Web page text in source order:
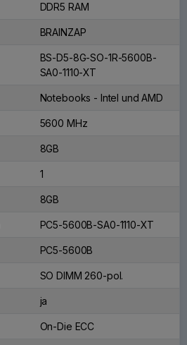
DDR5 RAM
BRAINZAP
BS-D5-8G-SO-1R-5600B-
SA0-1110-XT
Notebooks - Intel und AMD
5600 MHz
8GB
1
8GB
PC5-5600B-SA0-1110-XT
PC5-5600B
SO DIMM 260-pol.
ja
On-Die ECC